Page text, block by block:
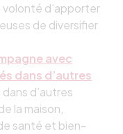
d’apporter
de diversifier
avec
dans d’autres
d’autres
la maison,
santé et bien-